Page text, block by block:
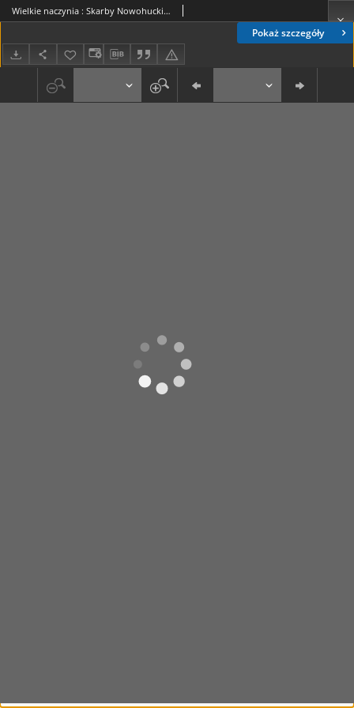
Pokaż szczegóły
Wielkie naczynia : Skarby Nowohuckiego Oddziału Muzeum Archeologicznego (28)